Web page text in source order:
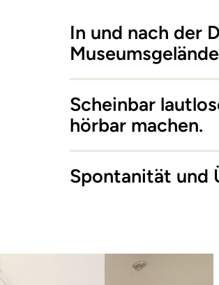
In und nach der
Scheinbar
hörbar machen.
Spontanität und